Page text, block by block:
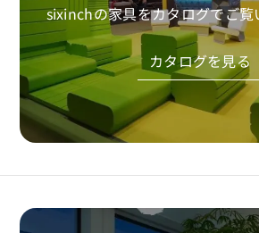
sixinchの家具をカタログでご覧
カタログを見る